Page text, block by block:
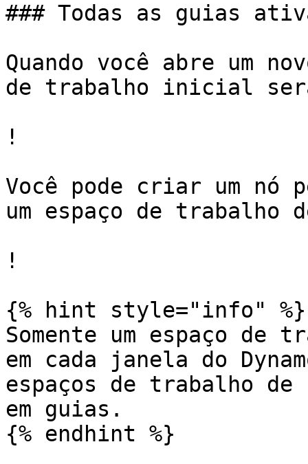
### Todas as guias
Quando você abre um
de trabalho inicial
!
Você pode criar um nó
um espaço de trabalho
!
{% hint style="info" %}
Somente um espaço
em cada janela do
espaços de trabalho
em guias.
{% endhint %}